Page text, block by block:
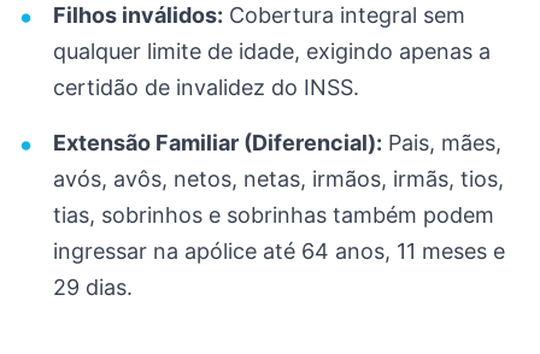
Filhos inválidos: Cobertura integral sem
qualquer limite de idade, exigindo apenas a
certidão de invalidez do INSS.
Extensão Familiar (Diferencial): Pais, mães,
avós, avôs, netos, netas, irmãos, irmãs, tios,
tias, sobrinhos e sobrinhas também podem
ingressar na apólice até 64 anos, 11 meses e
29 dias.